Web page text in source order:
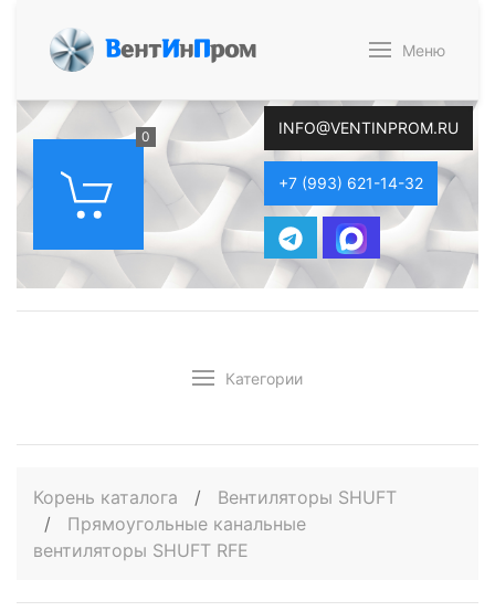
ВентИнПром Меню
0 INFO@VENTINPROM.RU
+7 (993) 621-14-32
Категории
Корень каталога /
Вентиляторы SHUFT
/
Прямоугольные канальные
вентиляторы SHUFT RFE